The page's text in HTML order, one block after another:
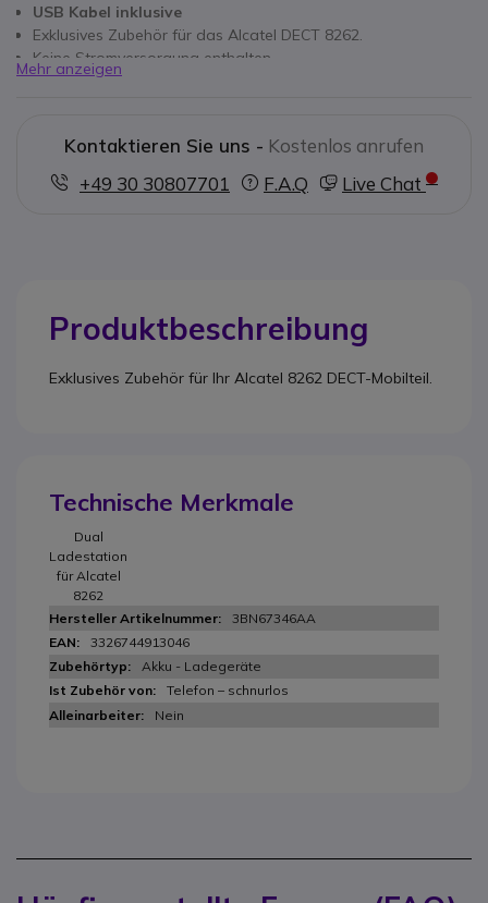
USB Kabel inklusive
Exklusives Zubehör für das Alcatel DECT 8262.
Keine Stromversorgung enthalten
Herstellerreferenz: ALT3BN67346AA
Mehr anzeigen
Kontaktieren Sie uns - Kostenlos anrufen
+49 30 30807701
F.A.Q Live Chat
Produktbeschreibung
Exklusives Zubehör für Ihr Alcatel 8262 DECT-Mobilteil.
Technische Merkmale
Dual
Ladestation
für Alcatel
8262
3BN67346AA
3326744913046
Akku - Ladegeräte
Telefon – schnurlos
Nein